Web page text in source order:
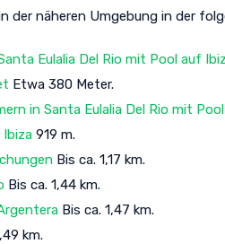
der näheren Umgebung in der
Eulalia Del Rio mit Pool auf
Etwa 380 Meter.
in Santa Eulalia Del Rio mit
919 m.
Bis ca. 1,17 km.
Bis ca. 1,44 km.
Bis ca. 1,47 km.
km.